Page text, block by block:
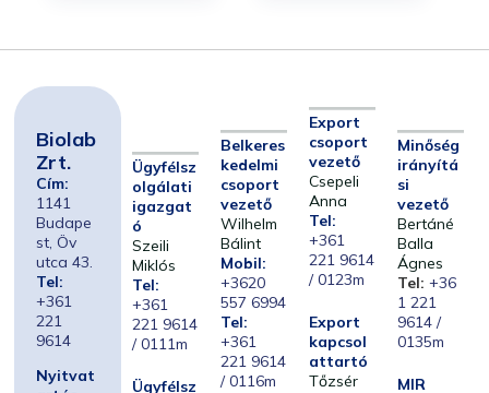
Biolab
Zrt.
Cím:
1141
Budape
st, Öv
utca 43.
Tel:
+361
221
9614
Nyitvat
Ügyfélsz
olgálati
igazgat
ó
Szeili
Miklós
Tel:
+361
221 9614
/ 0111m
Ügyfélsz
Belkeres
kedelmi
csoport
vezető
Wilhelm
Bálint
Mobil:
+3620
557 6994
Tel:
+361
221 9614
/ 0116m
Export
csoport
vezető
Csepeli
Anna
Tel:
+361
221 9614
/ 0123m
Export
kapcsol
attartó
Tőzsér
Minőség
irányítá
si
vezető
Bertáné
Balla
Ágnes
Tel: +36
1 221
9614 /
0135m
MIR